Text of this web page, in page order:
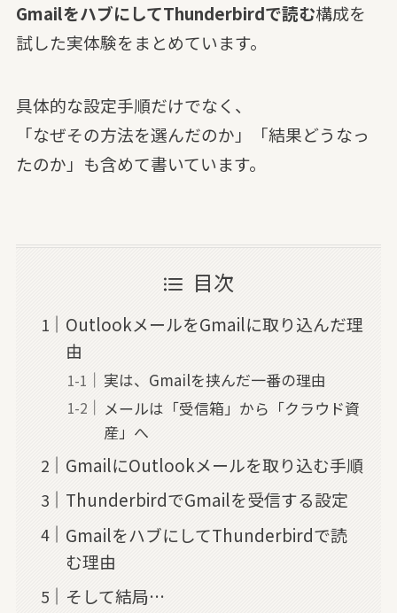
GmailをハブにしてThunderbirdで読む構成を
試した実体験をまとめています。
具体的な設定手順だけでなく、
「なぜその方法を選んだのか」「結果どうなっ
たのか」も含めて書いています。
目次
OutlookメールをGmailに取り込んだ理
由
実は、Gmailを挟んだ一番の理由
メールは「受信箱」から「クラウド資
産」へ
GmailにOutlookメールを取り込む手順
ThunderbirdでGmailを受信する設定
GmailをハブにしてThunderbirdで読
む理由
そして結局…